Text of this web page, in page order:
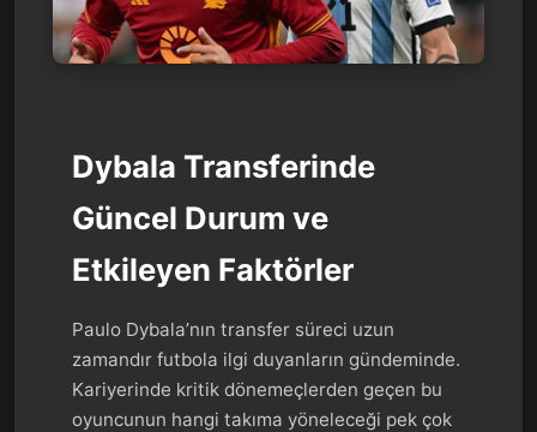
Dybala Transferinde
Güncel Durum ve
Etkileyen Faktörler
Paulo Dybala’nın transfer süreci uzun
zamandır futbola ilgi duyanların gündeminde.
Kariyerinde kritik dönemeçlerden geçen bu
oyuncunun hangi takıma yöneleceği pek çok